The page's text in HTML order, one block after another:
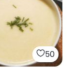
50